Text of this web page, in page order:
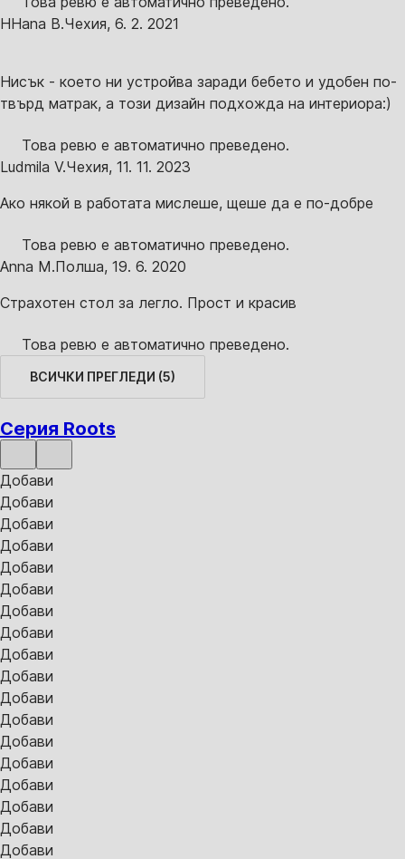
HHana B.Чехия, 6. 2. 2021
Нисък - което ни устройва заради бебето и удобен по-
твърд матрак, а този дизайн подхожда на интериора:)
Това ревю е автоматично преведено.
Ludmila V.Чехия, 11. 11. 2023
Ако някой в работата мислеше, щеше да е по-добре
Това ревю е автоматично преведено.
Anna M.Полша, 19. 6. 2020
Страхотен стол за легло. Прост и красив
Това ревю е автоматично преведено.
ВСИЧКИ ПРЕГЛЕДИ (5)
Серия Roots
Добави
Добави
Добави
Добави
Добави
Добави
Добави
Добави
Добави
Добави
Добави
Добави
Добави
Добави
Добави
Добави
Добави
Добави